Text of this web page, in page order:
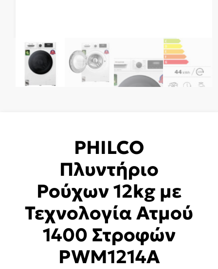
PHILCO
Πλυντήριο
Ρούχων 12kg με
Τεχνολογία Ατμού
1400 Στροφών
PWM1214A